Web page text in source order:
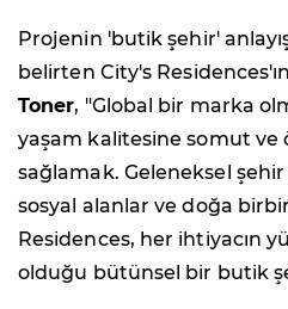
Projenin 'butik şehir'
belirten City's
Toner, "Global bir marka
yaşam kalitesine somut ve
sağlamak. Geleneksel şehir
sosyal alanlar ve doğa
Residences, her ihtiyacın
olduğu bütünsel bir butik